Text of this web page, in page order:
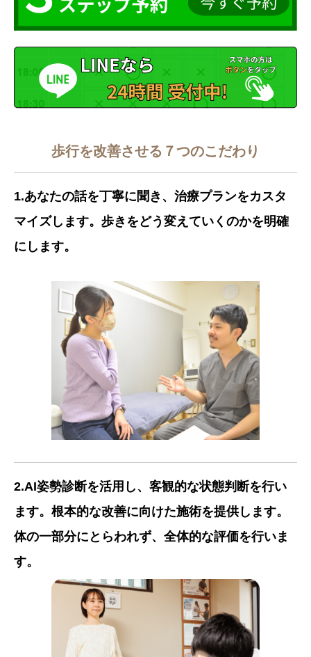
歩行を改善させる７つのこだわり
1.あなたの話を丁寧に聞き、治療プランをカスタ
マイズします。歩きをどう変えていくのかを明確
にします。
2.AI姿勢診断を活用し、客観的な状態判断を行い
ます。根本的な改善に向けた施術を提供します。
体の一部分にとらわれず、全体的な評価を行いま
す。